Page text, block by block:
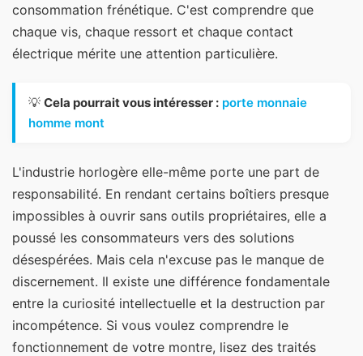
consommation frénétique. C'est comprendre que
chaque vis, chaque ressort et chaque contact
électrique mérite une attention particulière.
💡 Cela pourrait vous intéresser : porte monnaie
homme mont
L'industrie horlogère elle-même porte une part de
responsabilité. En rendant certains boîtiers presque
impossibles à ouvrir sans outils propriétaires, elle a
poussé les consommateurs vers des solutions
désespérées. Mais cela n'excuse pas le manque de
discernement. Il existe une différence fondamentale
entre la curiosité intellectuelle et la destruction par
incompétence. Si vous voulez comprendre le
fonctionnement de votre montre, lisez des traités